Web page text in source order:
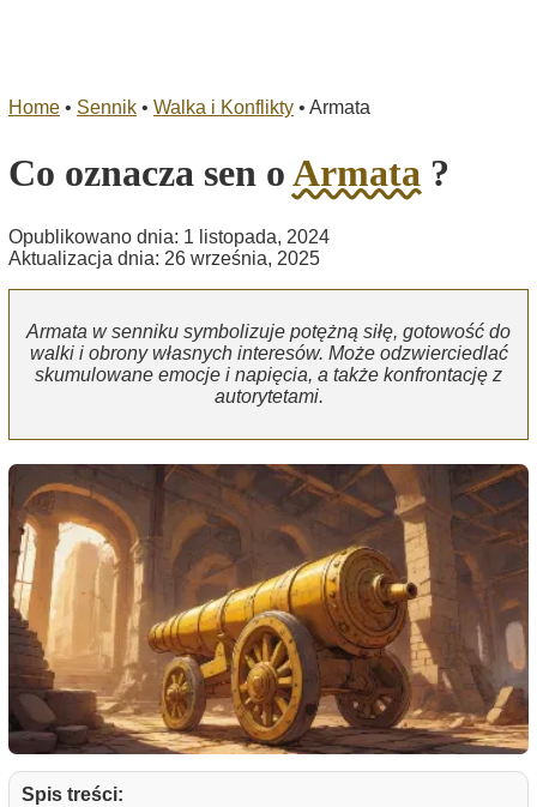
Home • Sennik • Walka i Konflikty • Armata
Co oznacza sen oArmata ?
Opublikowano dnia: 1 listopada, 2024
Aktualizacja dnia: 26 września, 2025
Armata w senniku symbolizuje potężną siłę, gotowość do
walki i obrony własnych interesów. Może odzwierciedlać
skumulowane emocje i napięcia, a także konfrontację z
autorytetami.
Spis treści: